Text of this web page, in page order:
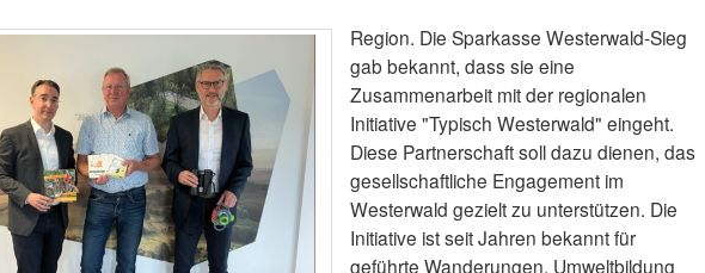
Region. Die Sparkasse Westerwald-Sieg
gab bekannt, dass sie eine
Zusammenarbeit mit der regionalen
Initiative "Typisch Westerwald" eingeht.
Diese Partnerschaft soll dazu dienen, das
gesellschaftliche Engagement im
Westerwald gezielt zu unterstützen. Die
Initiative ist seit Jahren bekannt für
geführte Wanderungen, Umweltbildung